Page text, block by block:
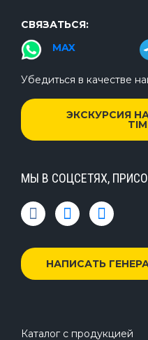
СВЯЗАТЬСЯ:
MAX
Убедиться в качестве
ЭКСКУРСИЯ
МЫ В СОЦСЕТЯХ,
НАПИСАТЬ
Каталог с продукцией